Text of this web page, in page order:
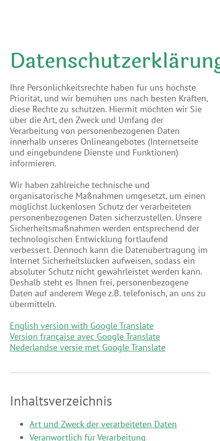
Ihre Persönlichkeitsrechte haben für uns höchste
Priorität, und wir bemühen uns nach besten Kräften,
diese Rechte zu schützen. Hiermit möchten wir Sie
über die Art, den Zweck und Umfang der
Verarbeitung von personenbezogenen Daten
innerhalb unseres Onlineangebotes (Internetseite
und eingebundene Dienste und Funktionen)
informieren.
Wir haben zahlreiche technische und
organisatorische Maßnahmen umgesetzt, um einen
möglichst lückenlosen Schutz der verarbeiteten
personenbezogenen Daten sicherzustellen. Unsere
Sicherheitsmaßnahmen werden entsprechend der
technologischen Entwicklung fortlaufend
verbessert. Dennoch kann die Datenübertragung im
Internet Sicherheitslücken aufweisen, sodass ein
absoluter Schutz nicht gewährleistet werden kann.
Deshalb steht es Ihnen frei, personenbezogene
Daten auf anderem Wege z.B. telefonisch, an uns zu
übermitteln.
English version with Google Translate
Version française avec Google Translate
Nederlandse versie met Google Translate
Inhaltsverzeichnis
Art und Zweck der verarbeiteten Daten
Veranwortlich für Verarbeitung